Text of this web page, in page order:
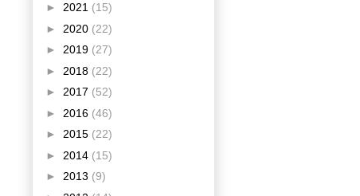
► 2021 (15)
► 2020 (22)
► 2019 (27)
► 2018 (22)
► 2017 (52)
► 2016 (46)
► 2015 (22)
► 2014 (15)
► 2013 (9)